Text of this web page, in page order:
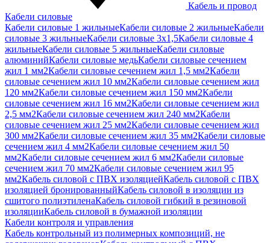
Кабель и провод
Кабели силовые
Кабели силовые 1 жильныеКабели силовые 2 жильныеКабели
силовые 3 жильныеКабели силовые 3х1,5Кабели силовые 4
жильныеКабели силовые 5 жильныеКабели силовые
алюминийКабели силовые медьКабели силовые сечением
жил 1 мм2Кабели силовые сечением жил 1,5 мм2Кабели
силовые сечением жил 10 мм2Кабели силовые сечением жил
120 мм2Кабели силовые сечением жил 150 мм2Кабели
силовые сечением жил 16 мм2Кабели силовые сечением жил
2,5 мм2Кабели силовые сечением жил 240 мм2Кабели
силовые сечением жил 25 мм2Кабели силовые сечением жил
300 мм2Кабели силовые сечением жил 35 мм2Кабели силовые
сечением жил 4 мм2Кабели силовые сечением жил 50
мм2Кабели силовые сечением жил 6 мм2Кабели силовые
сечением жил 70 мм2Кабели силовые сечением жил 95
мм2Кабель силовой с ПВХ изоляциейКабель силовой с ПВХ
изоляцией бронированныйКабель силовой в изоляции из
сшитого полиэтиленаКабель силовой гибкий в резиновой
изоляцииКабель силовой в бумажной изоляции
Кабели контроля и управления
Кабель контрольный из полимерных композиций, не